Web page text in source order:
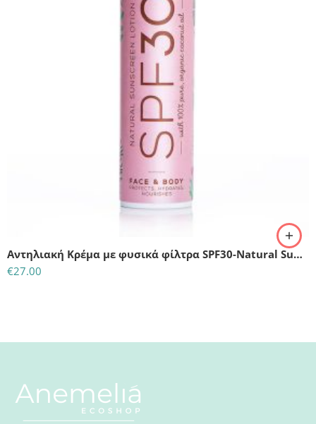
Αντηλιακή Κρέμα με φυσικά φίλτρα SPF30-Natural Sunscreen Cocosolis Organic
€27.00